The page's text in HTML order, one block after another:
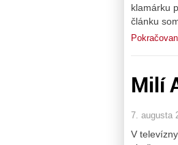
klamárku
článku
Milí
7. augusta
V